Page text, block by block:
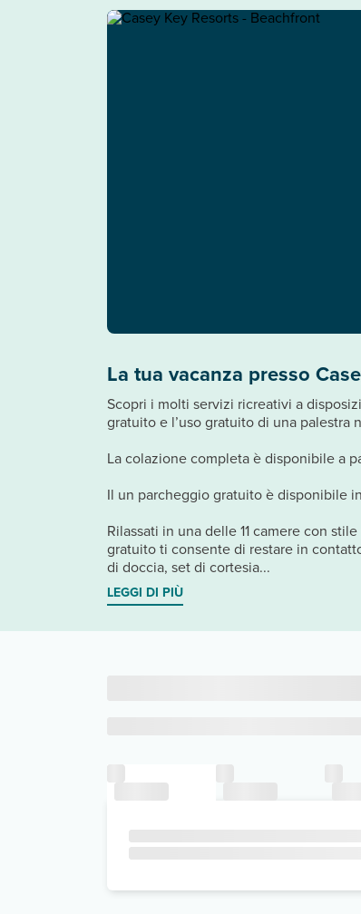
La tua vacanza presso
Scopri i molti servizi ricreativi a
gratuito e l’uso gratuito di una
La colazione completa è disponibile a
Il un parcheggio gratuito è disponibile
Rilassati in una delle 11 camere con
gratuito ti consente di restare in
di doccia, set di cortesia...
LEGGI DI PIÙ